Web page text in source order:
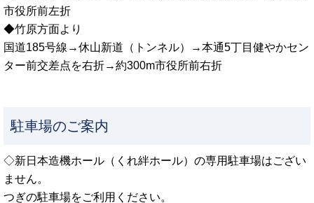
市役所前左折
◆竹原方面より
国道185号線→休山新道（トンネル）→本通5丁目健やかセン
ター前交差点を右折→約300m市役所前右折
駐車場のご案内
◇新日本造機ホール（くれ絆ホール）の専用駐車場はござい
ません。
つぎの駐車場をご利用ください。